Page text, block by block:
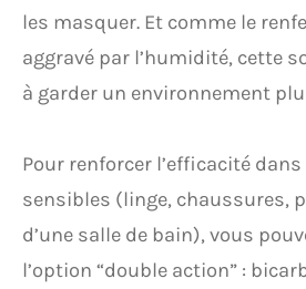
les masquer. Et comme le
aggravé par l’humidité, cette
à garder un environnement
Pour renforcer l’efficacité
sensibles (linge, chaussures,
d’une salle de bain), vous
l’option “double action” :